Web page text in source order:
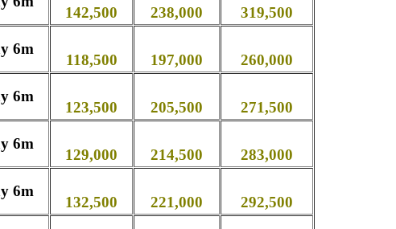
142,500 238,000 319,500
6m
118,500 197,000 260,000
6m
123,500 205,500 271,500
6m
129,000 214,500 283,000
6m
132,500 221,000 292,500